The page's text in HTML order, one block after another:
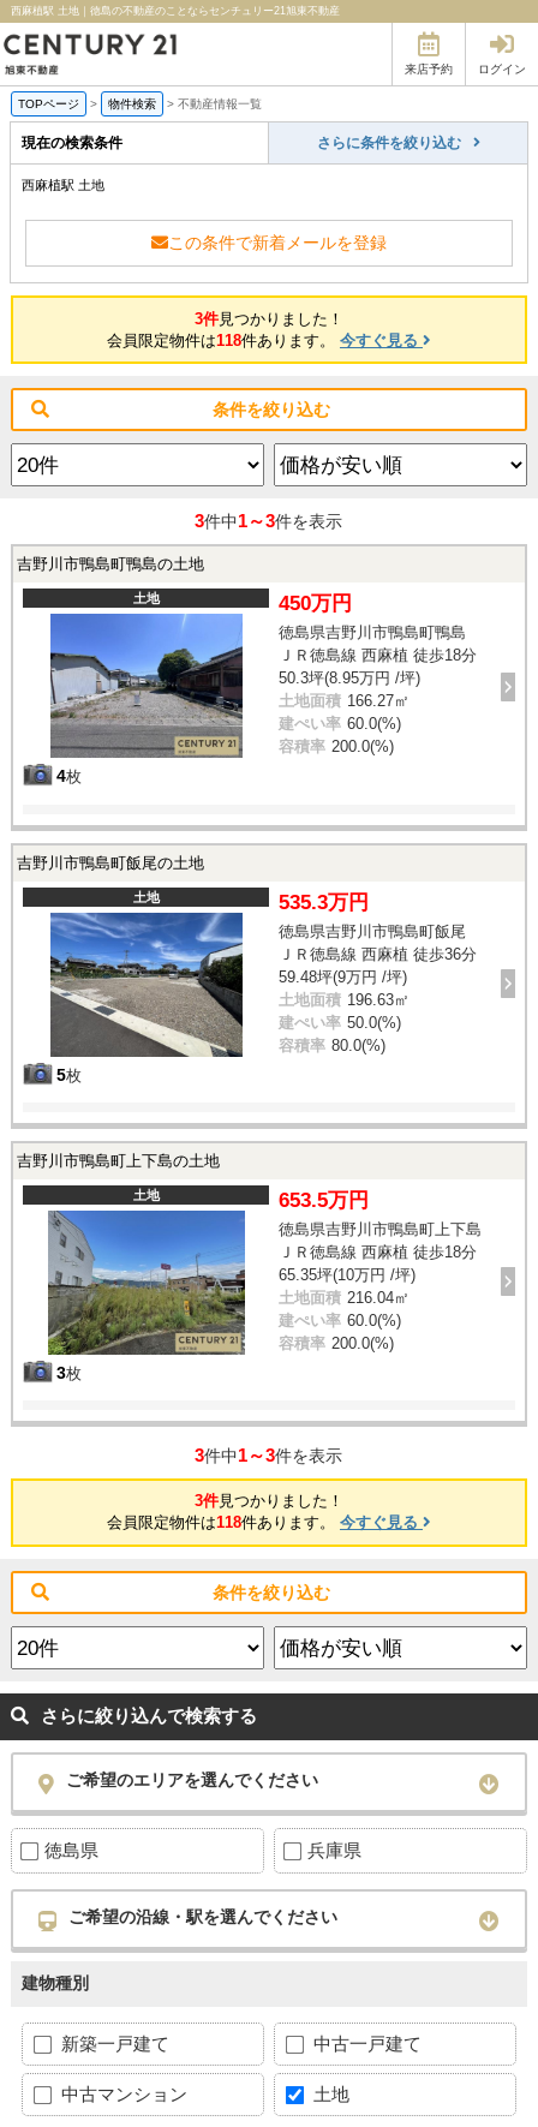
西麻植駅 土地｜徳島の不動産のことならセンチュリー21旭東不動産
来店予約 ログイン
TOPページ > 物件検索 > 不動産情報一覧
現在の検索条件 さらに条件を絞り込む
西麻植駅 土地
この条件で新着メールを登録
3件見つかりました！
会員限定物件は118件あります。 今すぐ見る
条件を絞り込む
3件中1～3件を表示
吉野川市鴨島町鴨島の土地
土地
4枚
450万円
徳島県吉野川市鴨島町鴨島
ＪＲ徳島線 西麻植 徒歩18分
50.3坪(8.95万円 /坪)
土地面積 166.27㎡
建ぺい率 60.0(%)
容積率 200.0(%)
吉野川市鴨島町飯尾の土地
土地
5枚
535.3万円
徳島県吉野川市鴨島町飯尾
ＪＲ徳島線 西麻植 徒歩36分
59.48坪(9万円 /坪)
土地面積 196.63㎡
建ぺい率 50.0(%)
容積率 80.0(%)
吉野川市鴨島町上下島の土地
土地
3枚
653.5万円
徳島県吉野川市鴨島町上下島
ＪＲ徳島線 西麻植 徒歩18分
65.35坪(10万円 /坪)
土地面積 216.04㎡
建ぺい率 60.0(%)
容積率 200.0(%)
3件中1～3件を表示
3件見つかりました！
会員限定物件は118件あります。 今すぐ見る
条件を絞り込む
さらに絞り込んで検索する
ご希望のエリアを選んでください
徳島県 兵庫県
ご希望の沿線・駅を選んでください
建物種別
新築一戸建て 中古一戸建て
中古マンション 土地